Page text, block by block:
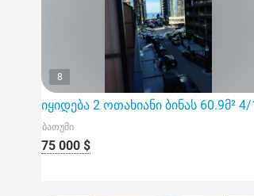
8
იყიდება 2 ოთახიანი ბინას 60.9მ²
ბათუმი
75 000 $